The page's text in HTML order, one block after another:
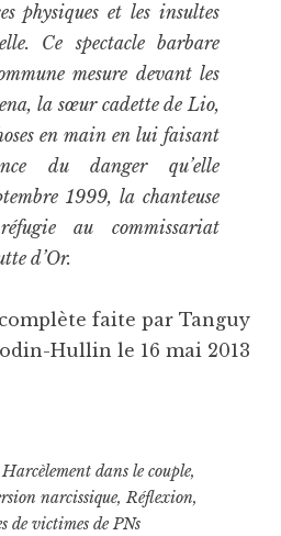
physiques et les insultes
Ce spectacle barbare
mesure devant les
la sœur cadette de Lio,
en main en lui faisant
du danger qu’elle
1999, la chanteuse
au commissariat
d’Or.
faite par Tanguy
Hullin le 16 mai 2013
Harcèlement dans le couple,
narcissique, Réflexion,
de victimes de PNs